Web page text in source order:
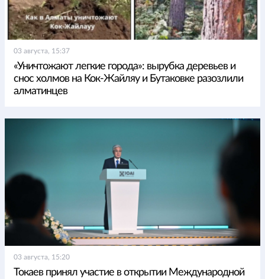
03 августа, 15:37
«Уничтожают легкие города»: вырубка деревьев и
снос холмов на Кок-Жайляу и Бутаковке разозлили
алматинцев
03 августа, 15:20
Токаев принял участие в открытии Международной